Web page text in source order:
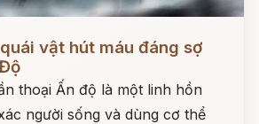
vật hút máu đáng sợ
thoại Ấn độ là một linh hồn
người sống và dùng cơ thể